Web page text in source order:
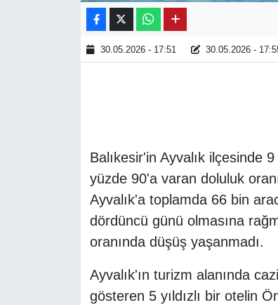
30.05.2026 - 17:51 30.05.2026 -
Balıkesir'in Ayvalık ilçesinde
yüzde 90'a varan doluluk
Ayvalık'a toplamda 66 bin
dördüncü günü olmasına
oranında düşüş yaşanmadı.
Ayvalık'ın turizm alanında
gösteren 5 yıldızlı bir otelin